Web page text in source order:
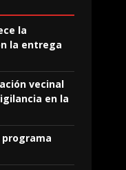
la
la entrega
vecinal
en la